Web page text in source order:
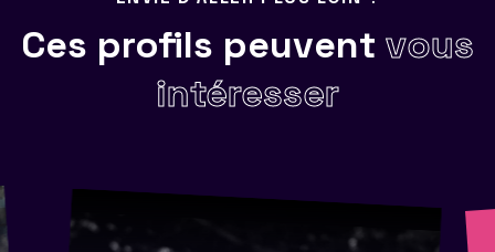
Ces profils peuvent vous
intéresser